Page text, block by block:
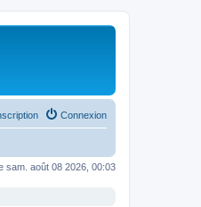
Connexion
sam. août 08 2026, 00:03